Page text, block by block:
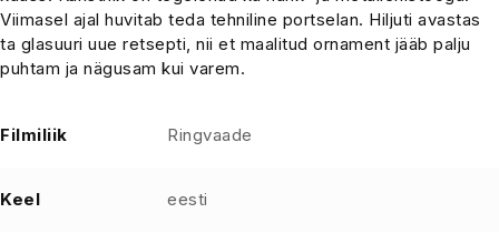
Viimasel ajal huvitab teda tehniline portselan. Hiljuti avastas
ta glasuuri uue retsepti, nii et maalitud ornament jääb palju
puhtam ja nägusam kui varem.
Filmiliik Ringvaade
Keel eesti